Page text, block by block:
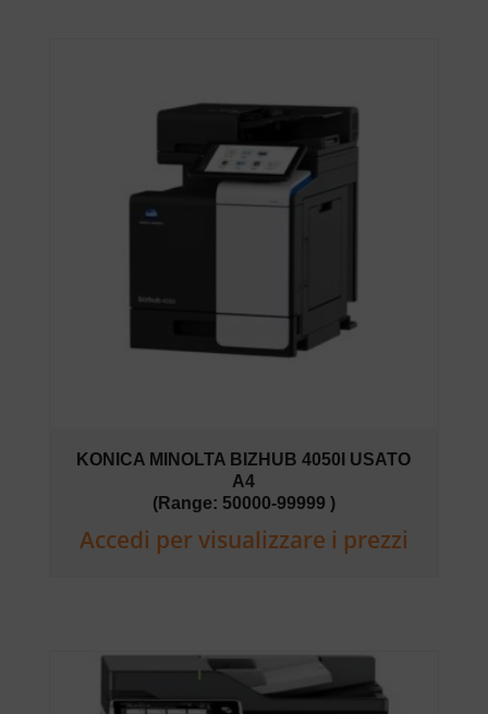
KONICA MINOLTA BIZHUB 4050I USATO
A4
(Range: 50000-99999 )
Accedi per visualizzare i prezzi